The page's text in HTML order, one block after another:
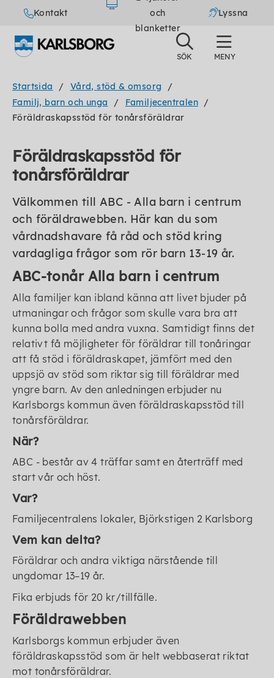
Kontakt
och
blanketter
Lyssna
Startsida
Vård, stöd & omsorg
Familj, barn och unga
Familjecentralen
Föräldraskapsstöd för tonårsföräldrar
Föräldraskapsstöd för
tonårsföräldrar
Välkommen till ABC - Alla barn i centrum
och föräldrawebben. Här kan du som
vårdnadshavare få råd och stöd kring
vardagliga frågor som rör barn 13-19 år.
ABC-tonår Alla barn i centrum
Alla familjer kan ibland känna att livet bjuder på
utmaningar och frågor som skulle vara bra att
kunna bolla med andra vuxna. Samtidigt finns det
relativt få möjligheter för föräldrar till tonåringar
att få stöd i föräldraskapet, jämfört med den
uppsjö av stöd som riktar sig till föräldrar med
yngre barn. Av den anledningen erbjuder nu
Karlsborgs kommun även föräldraskapsstöd till
tonårsföräldrar.
När?
ABC - består av 4 träffar samt en återträff med
start vår och höst.
Var?
Familjecentralens lokaler, Björkstigen 2 Karlsborg
Vem kan delta?
Föräldrar och andra viktiga närstående till
ungdomar 13–19 år.
Fika erbjuds för 20 kr/tillfälle.
Föräldrawebben
Karlsborgs kommun erbjuder även
föräldraskapsstöd som är helt webbaserat riktat
mot tonårsföräldrar.